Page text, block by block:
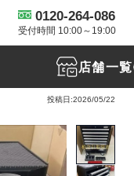
0120-264-086
受付時間 10:00～19:00
店舗一覧
【買取実績】 TONE ロ
投稿日:2026/05/22